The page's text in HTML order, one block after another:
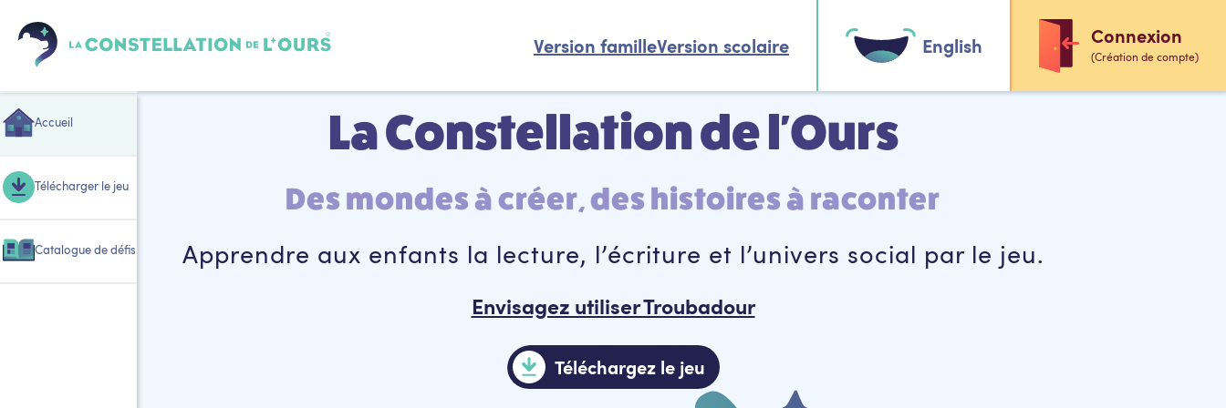
Version familleVersion scolaire English Connexion
(Création de compte)
Accueil
Télécharger le jeu
Catalogue de défis
La Constellation de l'Ours
Des mondes à créer, des histoires à raconter
Apprendre aux enfants la lecture, l’écriture et l’univers social par le jeu.
Envisagez utiliser Troubadour
Téléchargez le jeu